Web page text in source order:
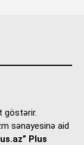
göstərir.
sənayesinə aid
Plus